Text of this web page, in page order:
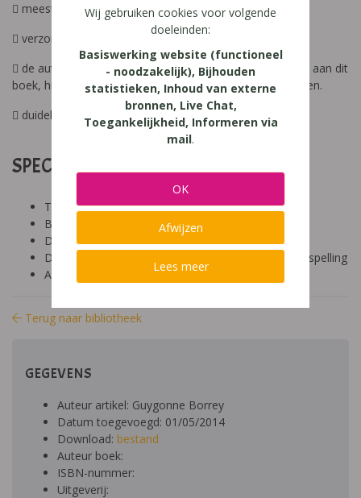
 meest recente ontwikkelingen
 verzorgde en hippe look
 de auteurs leveren niet zomaar een individuele bijdrage aan dit
boek, hier is overleg aan voorafgegaan en dat is te merken.
 duidelijke bronnenvermelding voor verdere informatie
SPECIFICATIES:
Tool: niet van toepassing
Besproken Leeftijd: hoger onderwijs (18-24 jaar)
Diagnose: dyslexie, leerproblemen
Domein: socio-emotioneel, talen, lezen, schrijven, spelling
Aard: theoretisch
Terug naar bibliotheek
GEGEVENS
Auteur artikel: Guygonne Borrey
Datum toegevoegd: 01/05/2014
Download: bestand
Auteur boek:
ISBN-nummer:
Uitgeverij:
Wij gebruiken cookies voor volgende
doeleinden:
Basiswerking website (functioneel
- noodzakelijk), Bijhouden
statistieken, Inhoud van externe
bronnen, Live Chat,
Toegankelijkheid, Informeren via
mail.
OK
Afwijzen
Lees meer